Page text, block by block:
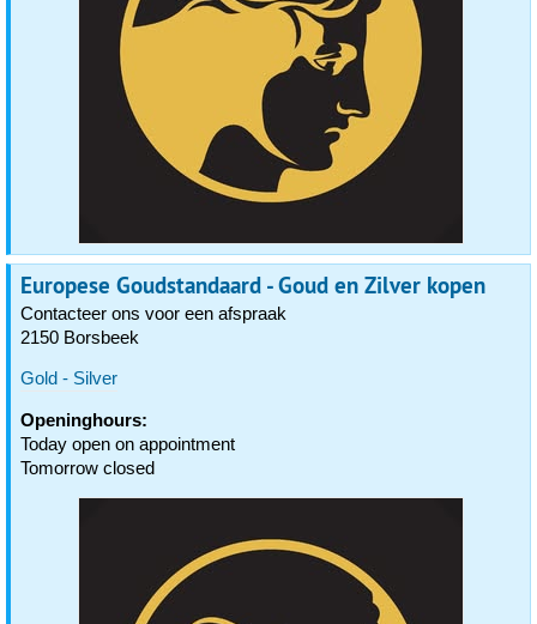
Europese Goudstandaard - Goud en Zilver kopen
Contacteer ons voor een afspraak
2150 Borsbeek
Gold - Silver
Openinghours:
Today open on appointment
Tomorrow closed